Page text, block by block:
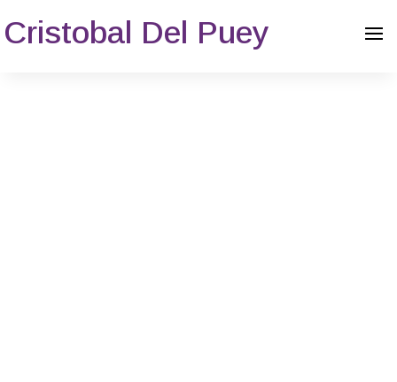
Cristobal Del Puey